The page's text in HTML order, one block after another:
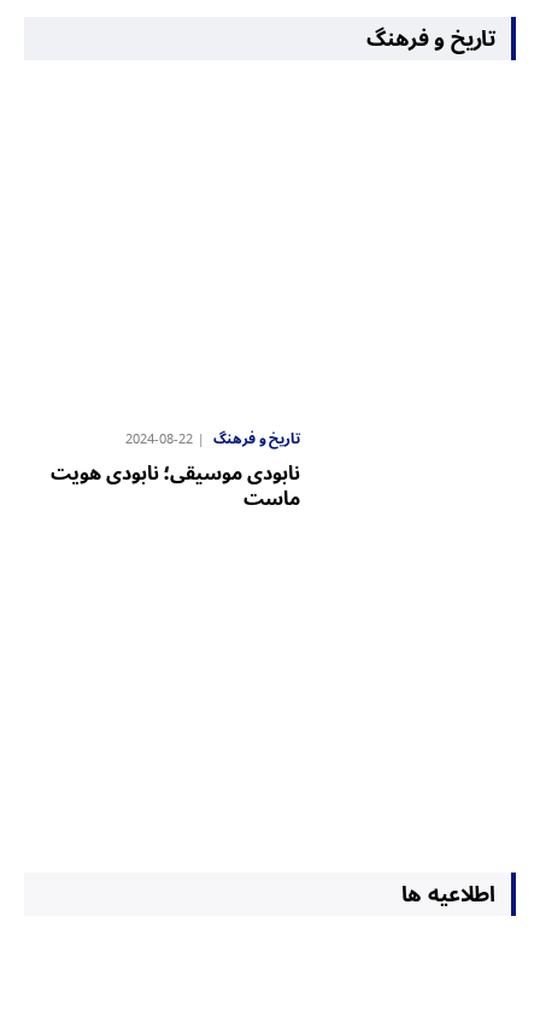
تاریخ و فرهنگ
تاریخ و فرهنگ 2024-08-22
نابودی موسیقی؛ نابودی هویت
ماست
اطلاعیه ها